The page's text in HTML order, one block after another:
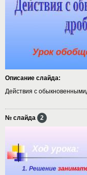
Описание слайда:
Действия с
№ слайда 2